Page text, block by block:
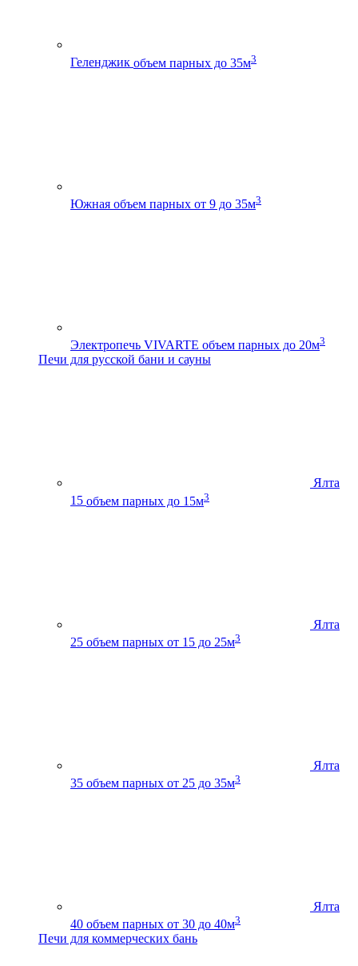
Геленджик объем парных до 35м3
Южная объем парных от 9 до 35м3
Электропечь VIVARTE объем парных до 20м3
Печи для русской бани и сауны
Ялта
15 объем парных до 15м3
Ялта
25 объем парных от 15 до 25м3
Ялта
35 объем парных от 25 до 35м3
Ялта
40 объем парных от 30 до 40м3
Печи для коммерческих бань